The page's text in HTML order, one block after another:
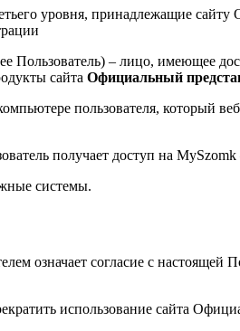
уровня, принадлежащие
Пользователь) – лицо, имеющее
сайта Официальный
пользователя, который
получает доступ на
системы.
означает согласие с настоящей
использование сайта